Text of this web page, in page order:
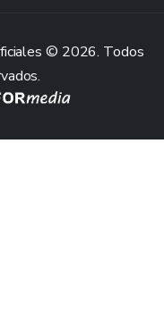
© 2026. Todos